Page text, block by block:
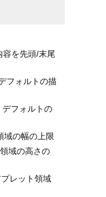
を先頭/末尾
フォルトの描
フォルトの
の幅の上限
域の高さの
レット領域